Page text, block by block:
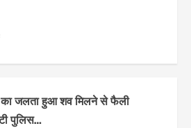
का जलता हुआ शव मिलने से फैली
पुलिस…